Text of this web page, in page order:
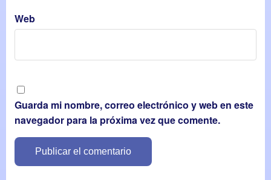
Web
Guarda mi nombre, correo electrónico y web en este
navegador para la próxima vez que comente.